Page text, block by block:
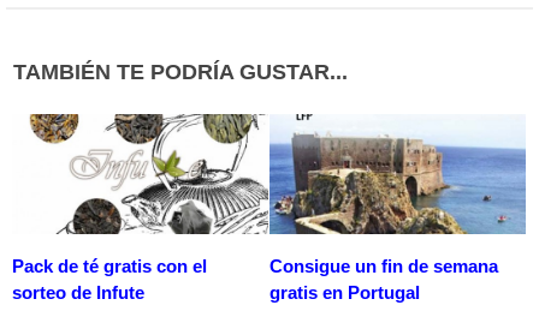
TAMBIÉN TE PODRÍA GUSTAR...
Pack de té gratis con el
sorteo de Infute
Consigue un fin de semana
gratis en Portugal